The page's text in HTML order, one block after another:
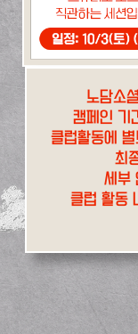
노담소
캠페인 기
클럽활동에
최
세부
클럽 활동